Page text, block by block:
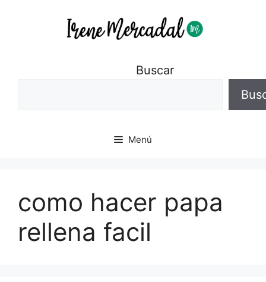
Buscar
Menú
como hacer papa
rellena facil